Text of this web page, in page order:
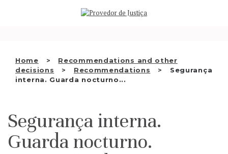
Home
Recommendations and other
decisions
Recommendations
Segurança
interna. Guarda nocturno...
WHO WE ARE
INSTITUTION
EN
Segurança interna.
Guarda nocturno.